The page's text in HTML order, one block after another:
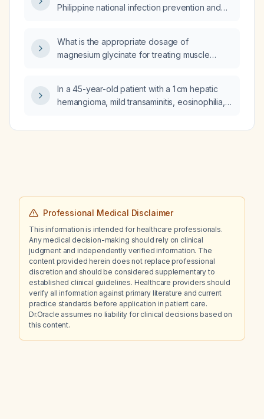
Philippine national infection prevention and
What is the appropriate dosage of
magnesium glycinate for treating muscle
In a 45-year-old patient with a 1 cm hepatic
hemangioma, mild transaminitis, eosinophilia,
post‑prandial bloating after dysbiosis, what is
Professional Medical Disclaimer
This information is intended for healthcare professionals.
Any medical decision-making should rely on clinical
judgment and independently verified information. The
content provided herein does not replace professional
discretion and should be considered supplementary to
established clinical guidelines. Healthcare providers should
verify all information against primary literature and current
practice standards before application in patient care.
Dr.Oracle assumes no liability for clinical decisions based on
this content.